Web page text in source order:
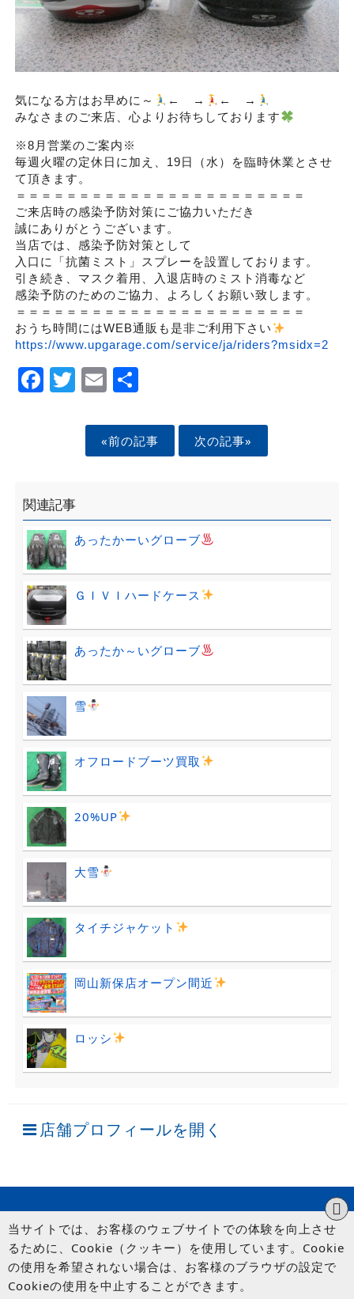
気になる方はお早めに～ ← →
← →
みなさまのご来店、心よりお待ちしております
※8月営業のご案内※
毎週火曜の定休日に加え、19日（水）を臨時休業とさせ
て頂きます。
＝＝＝＝＝＝＝＝＝＝＝＝＝＝＝＝＝＝＝＝＝＝＝
ご来店時の感染予防対策にご協力いただき
誠にありがとうございます。
当店では、感染予防対策として
入口に「抗菌ミスト」スプレーを設置しております。
引き続き、マスク着用、入退店時のミスト消毒など
感染予防のためのご協力、よろしくお願い致します。
＝＝＝＝＝＝＝＝＝＝＝＝＝＝＝＝＝＝＝＝＝＝＝
おうち時間にはWEB通販も是非ご利用下さい
https://www.upgarage.com/service/ja/riders?msidx=2
Facebook
Twitter
EmailShare
«前の記事 次の記事»
関連記事
あったかーいグローブ
ＧＩＶＩハードケース
あったか～いグローブ
雪
オフロードブーツ買取
20%UP
大雪
タイチジャケット
岡山新保店オープン間近
ロッシ
店舗プロフィールを開く
当サイトでは、お客様のウェブサイトでの体験を向上させ
るために、Cookie（クッキー）を使用しています。Cookie
の使用を希望されない場合は、お客様のブラウザの設定で
Cookieの使用を中止することができます。